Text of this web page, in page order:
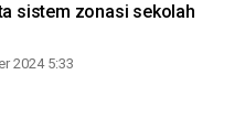
sistem zonasi sekolah
2024 5:33